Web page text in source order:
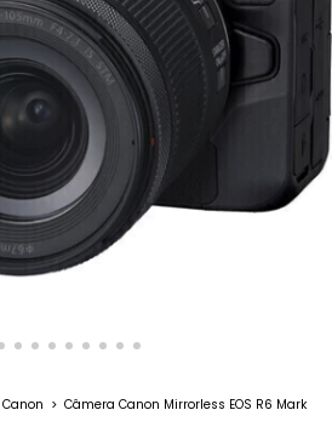
> Câmera Canon Mirrorless EOS R6 Mark